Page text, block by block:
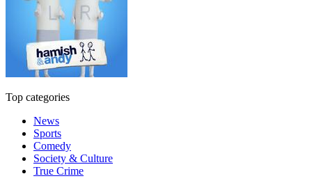
Top categories
News
Sports
Comedy
Society & Culture
True Crime